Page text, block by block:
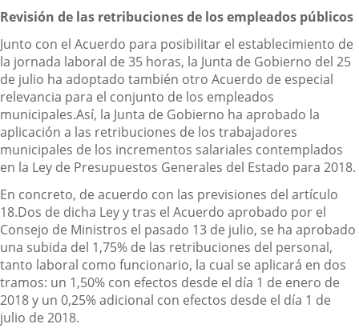
Revisión de las retribuciones de los empleados públicos
Junto con el Acuerdo para posibilitar el establecimiento de
la jornada laboral de 35 horas, la Junta de Gobierno del 25
de julio ha adoptado también otro Acuerdo de especial
relevancia para el conjunto de los empleados
municipales.Así, la Junta de Gobierno ha aprobado la
aplicación a las retribuciones de los trabajadores
municipales de los incrementos salariales contemplados
en la Ley de Presupuestos Generales del Estado para 2018.
En concreto, de acuerdo con las previsiones del artículo
18.Dos de dicha Ley y tras el Acuerdo aprobado por el
Consejo de Ministros el pasado 13 de julio, se ha aprobado
una subida del 1,75% de las retribuciones del personal,
tanto laboral como funcionario, la cual se aplicará en dos
tramos: un 1,50% con efectos desde el día 1 de enero de
2018 y un 0,25% adicional con efectos desde el día 1 de
julio de 2018.